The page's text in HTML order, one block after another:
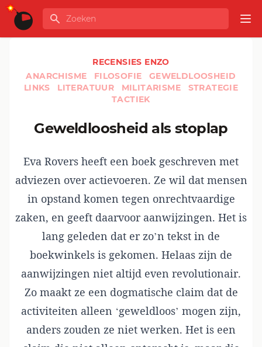
Ga naar de inhoud
GLOBALINFO
Zoeken
RECENSIES ENZO
ANARCHISME
FILOSOFIE
GEWELDLOOSHEID
LINKS
LITERATUUR MILITARISME
STRATEGIE
TACTIEK
Geweldloosheid als stoplap
Eva Rovers heeft een boek geschreven met
adviezen over actievoeren. Ze wil dat mensen
in opstand komen tegen onrechtvaardige
zaken, en geeft daarvoor aanwijzingen. Het is
lang geleden dat er zo’n tekst in de
boekwinkels is gekomen. Helaas zijn de
aanwijzingen niet altijd even revolutionair.
Zo maakt ze een dogmatische claim dat de
activiteiten alleen ‘geweldloos’ mogen zijn,
anders zouden ze niet werken. Het is een